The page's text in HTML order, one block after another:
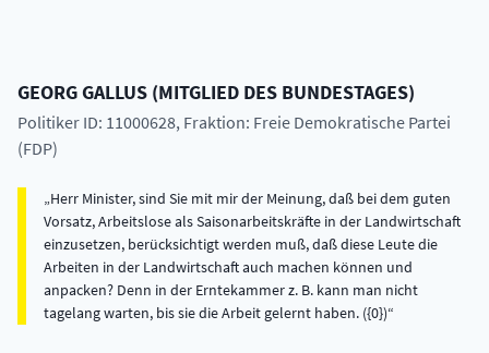
GEORGGALLUS (MITGLIED DES BUNDESTAGES)
Politiker ID: 11000628, Fraktion: Freie Demokratische Partei
(FDP)
Herr Minister, sind Sie mit mir der Meinung, daß bei dem guten
Vorsatz, Arbeitslose als Saisonarbeitskräfte in der Landwirtschaft
einzusetzen, berücksichtigt werden muß, daß diese Leute die
Arbeiten in der Landwirtschaft auch machen können und
anpacken? Denn in der Erntekammer z. B. kann man nicht
tagelang warten, bis sie die Arbeit gelernt haben. ({0})